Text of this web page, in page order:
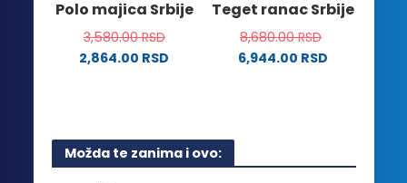
stranici
proizvoda.
proizvoda.
Polo majica Srbije
3,580.00RSD
2,864.00 RSD
više
varijanti.
Teget ranac Srbije
8,680.00RSD
6,944.00 RSD
Možda te zanima i ovo: